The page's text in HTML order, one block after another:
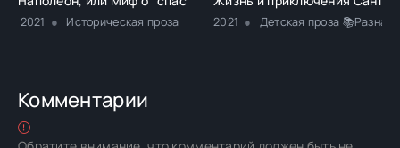
2021 Историческая проза 2021 Детская проза 📚Разная
Комментарии